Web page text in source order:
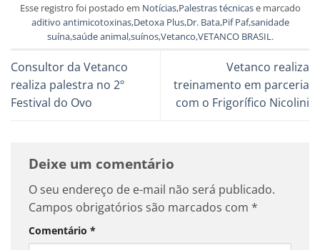
Esse registro foi postado em Notícias,Palestras técnicase marcado
aditivo antimicotoxinas,Detoxa Plus,Dr. Bata,Pif Paf,sanidade
suína,saúde animal,suínos,Vetanco,VETANCO BRASIL .
Consultor da Vetanco
realiza palestra no 2º
Festival do Ovo
Vetanco realiza
treinamento em parceria
com o Frigorífico Nicolini
Deixe um comentário
O seu endereço de e-mail não será publicado.
Campos obrigatórios são marcados com *
Comentário *